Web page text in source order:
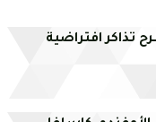
تذاكر افتراضية